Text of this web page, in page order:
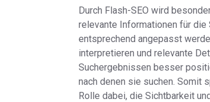
Durch Flash-SEO wird
relevante Informationen für
entsprechend angepasst
interpretieren und relevante
Suchergebnissen besser
nach denen sie suchen. Somit
Rolle dabei, die Sichtbarkeit